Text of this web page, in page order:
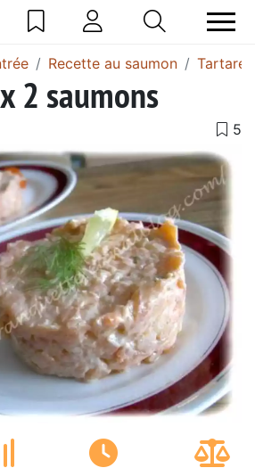
Recette au saumon Tartare
2 saumons